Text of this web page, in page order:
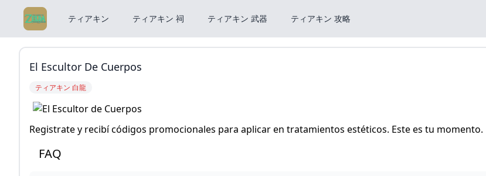
ティアキン ティアキン 祠 ティアキン 武器 ティアキン 攻略
El Escultor De Cuerpos
ティアキン 白龍
Registrate y recibí códigos promocionales para aplicar en tratamientos estéticos. Este es tu momento.
FAQ